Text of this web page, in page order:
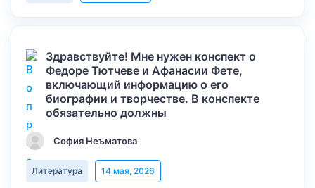
Здравствуйте! Мне нужен конспект о
Федоре Тютчеве и Афанасии Фете,
включающий информацию о его
биографии и творчестве. В конспекте
обязательно должны
София Неъматова
Литература 14 мая, 2026